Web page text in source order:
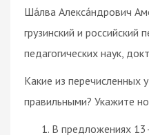
Ша́лва Алекса́ндрович
грузинский и российский
педагогических наук,
Какие из перечисленных
правильными? Укажите
В предложениях